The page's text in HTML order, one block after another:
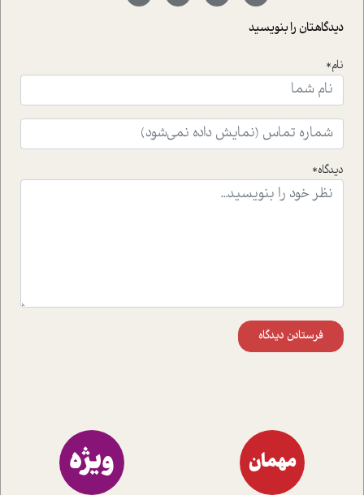
با رکاب زدن در بیش از هفتاد کشور و کاشتن درخت، به نماد
حمایت از محیط زیست و منابع طبیعی تبدیل گشته
است.فصل روایت اجنبی ها در این شماره به دو موضوع
ای که به زندگی شگفت انگیز جین گودال و تاثیرات کاوش های
ایشان در حوزه ی شامپانزه ها بر زندگی امروزی ما نگاهی
افکنده است.فصل اتاق 333 شما را پای صحبت یک تجربه ی
واقعی در ارتباط با اختلال شخصیت اسکزوئید و مشکلات و نیز
راهکارهای حل آن قرار می دهد که در اتاق درمان اتفاق افتاده
موثرترین راهکارهای استفاده از هوش مصنوعی در حوزه های
دیدگاهتان را بنویسید
نام*
دیدگاه*
فرستادن دیدگاه
مهمان ویژه